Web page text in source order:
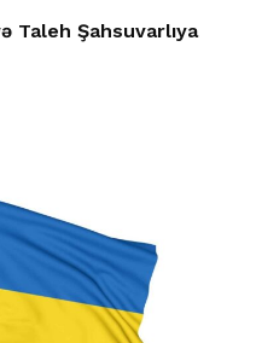
Taleh Şahsuvarlıya